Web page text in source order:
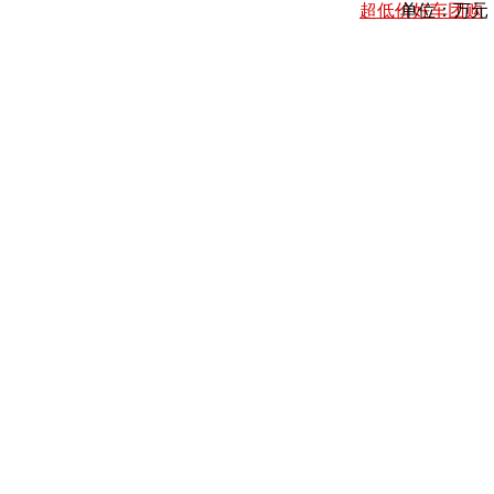
超低价好车团购
单位：万元